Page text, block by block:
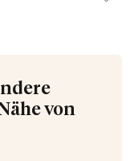
von